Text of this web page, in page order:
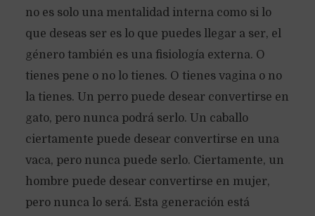
no es solo una mentalidad interna como si lo
que deseas ser es lo que puedes llegar a ser, el
género también es una fisiología externa. O
tienes pene o no lo tienes. O tienes vagina o no
la tienes. Un perro puede desear convertirse en
gato, pero nunca podrá serlo. Un caballo
ciertamente puede desear convertirse en una
vaca, pero nunca puede serlo. Ciertamente, un
hombre puede desear convertirse en mujer,
pero nunca lo será. Esta generación está